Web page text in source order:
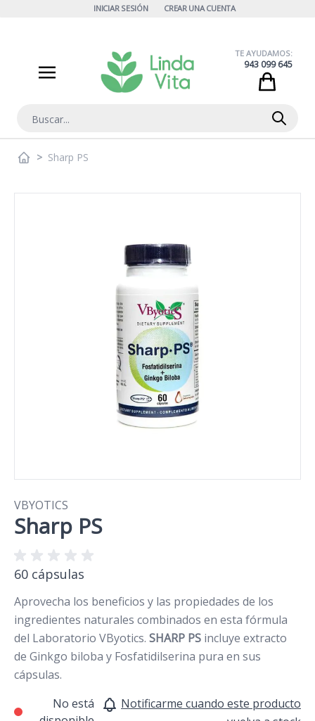
INICIAR SESIÓN CREAR UNA CUENTA
Buscar
TE AYUDAMOS:
943 099 645
> Sharp PS
VBYOTICS
Sharp PS
60 cápsulas
Aprovecha los beneficios y las propiedades de los
ingredientes naturales combinados en esta fórmula
del Laboratorio VByotics. SHARP PS incluye extracto
de Ginkgo biloba y Fosfatidilserina pura en sus
cápsulas.
No está
Notificarme cuando este producto